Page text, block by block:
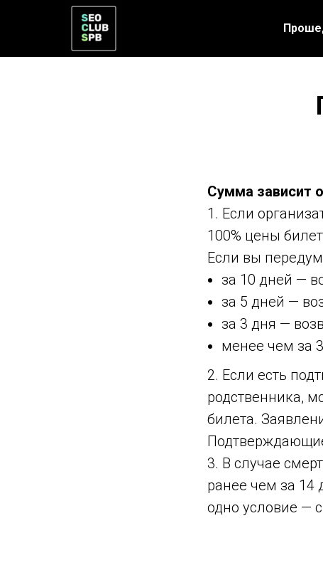
Сумма зависит
1. Если
100% цены
Если вы
за 10 дней —
за 5 дней —
за 3 дня —
менее чем за
2. Если есть
родственника,
билета.
3. В случае
ранее чем за 14
одно условие —